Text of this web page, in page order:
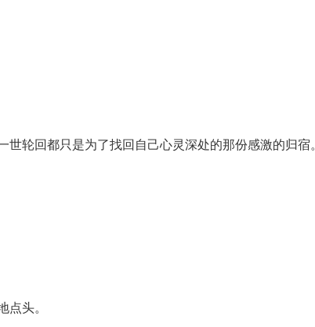
轮回都只是为了找回自己心灵深处的那份感激的归宿。
头。